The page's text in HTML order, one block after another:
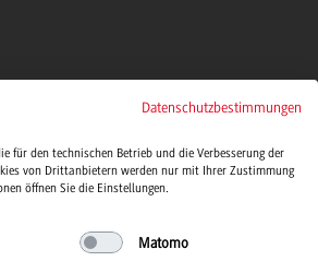
Datenschutzbestimmungen
für den technischen Betrieb und die Verbesserung der
von Drittanbietern werden nur mit Ihrer Zustimmung
öffnen Sie die Einstellungen.
Matomo